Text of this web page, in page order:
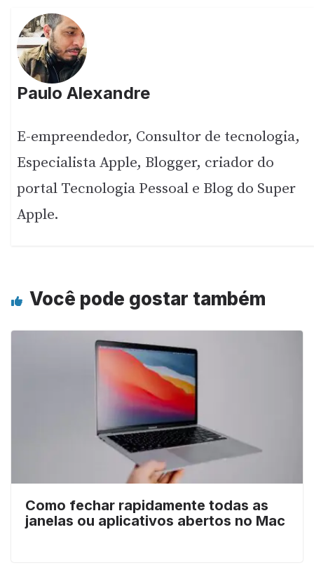
Paulo Alexandre
E-empreendedor, Consultor de tecnologia,
Especialista Apple, Blogger, criador do
portal Tecnologia Pessoal e Blog do Super
Apple.
Você pode gostar também
Como fechar rapidamente todas as
janelas ou aplicativos abertos no Mac